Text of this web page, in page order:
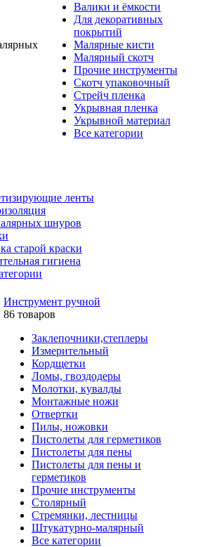
Валики и ёмкости
Для декоративных
покрытий
Малярные кисти
Малярный скотч
Прочие инструменты
Скотч упаковочный
Стрейч пленка
Укрывная пленка
Укрывной материал
Все категории
ленты
шнуров
старой краски
гигиена
Инструмент ручной
86 товаров
Заклепочники,степлеры
Измерительный
Кордщетки
Ломы, гвоздодеры
Молотки, кувалды
Монтажные ножи
Отвертки
Пилы, ножовки
Пистолеты для герметиков
Пистолеты для пены
Пистолеты для пены и
герметиков
Прочие инструменты
Столярный
Стремянки, лестницы
Штукатурно-малярный
Все категории